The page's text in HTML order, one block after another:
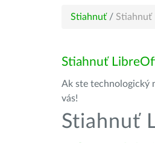
Stiahnuť / Stiahnuť
Stiahnuť
Ak ste technologický
vás!
Stiahnuť